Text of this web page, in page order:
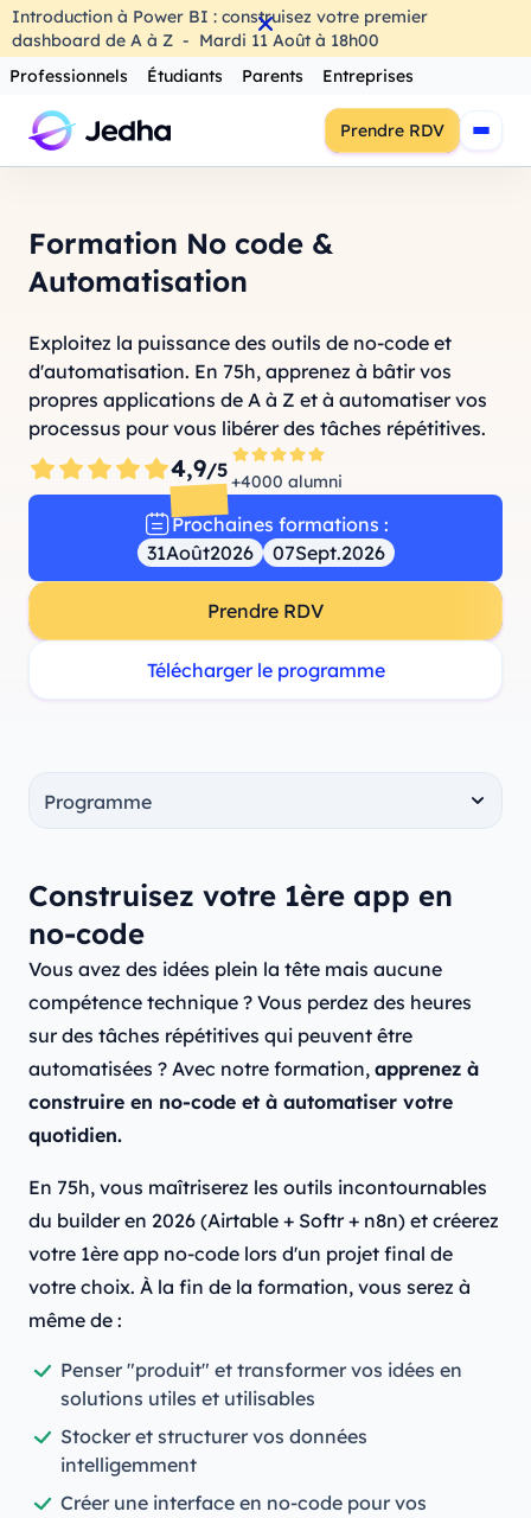
Introduction à Power BI : construisez votre premier
dashboard de A à Z - Mardi 11 Août à 18h00
Professionnels
Étudiants Parents Entreprises
Prendre RDV
Formation No code &
Automatisation
Exploitez la puissance des outils de no-code et
d'automatisation. En 75h, apprenez à bâtir vos
propres applications de A à Z et à automatiser vos
processus pour vous libérer des tâches répétitives.
4,9/5+4000 alumni
Prochaines formations :
31Août2026 07Sept.2026
Prendre RDV
Télécharger le programme
Construisez votre 1ère app en
no-code
Vous avez des idées plein la tête mais aucune
compétence technique ? Vous perdez des heures
sur des tâches répétitives qui peuvent être
automatisées ? Avec notre formation, apprenez à
construire en no-code et à automatiser votre
quotidien.
En 75h, vous maîtriserez les outils incontournables
du builder en 2026 (Airtable + Softr + n8n) et créerez
votre 1ère app no-code lors d'un projet final de
votre choix. À la fin de la formation, vous serez à
même de :
Penser "produit" et transformer vos idées en
solutions utiles et utilisables
Stocker et structurer vos données
intelligemment
Créer une interface en no-code pour vos